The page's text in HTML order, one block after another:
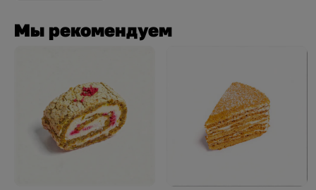
Мы рекомендуем